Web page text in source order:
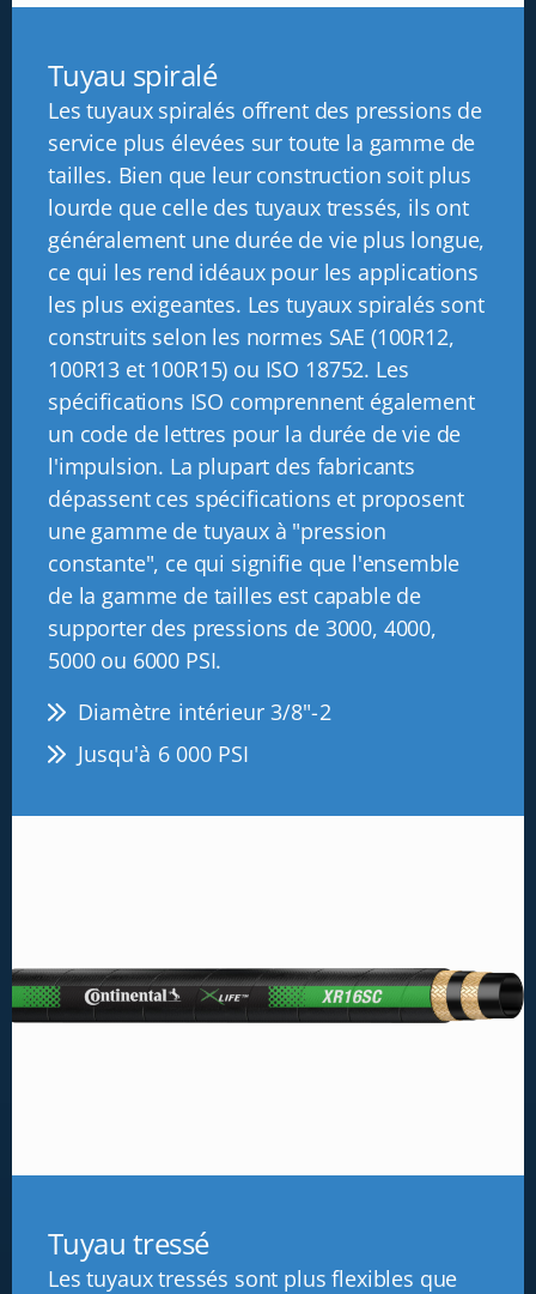
Tuyau spiralé
Les tuyaux spiralés offrent des pressions de
service plus élevées sur toute la gamme de
tailles. Bien que leur construction soit plus
lourde que celle des tuyaux tressés, ils ont
généralement une durée de vie plus longue,
ce qui les rend idéaux pour les applications
les plus exigeantes. Les tuyaux spiralés sont
construits selon les normes SAE (100R12,
100R13 et 100R15) ou ISO 18752. Les
spécifications ISO comprennent également
un code de lettres pour la durée de vie de
l'impulsion. La plupart des fabricants
dépassent ces spécifications et proposent
une gamme de tuyaux à "pression
constante", ce qui signifie que l'ensemble
de la gamme de tailles est capable de
supporter des pressions de 3000, 4000,
5000 ou 6000 PSI.
Diamètre intérieur 3/8"-2
Jusqu'à 6 000 PSI
Tuyau tressé
Les tuyaux tressés sont plus flexibles que